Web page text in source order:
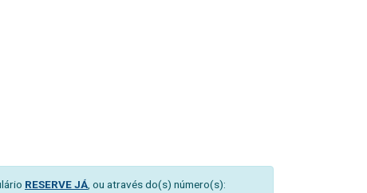
RESERVE JÁ, ou através do(s) número(s):